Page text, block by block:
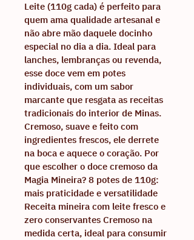
Leite (110g cada) é perfeito para
quem ama qualidade artesanal e
não abre mão daquele docinho
especial no dia a dia. Ideal para
lanches, lembranças ou revenda,
esse doce vem em potes
individuais, com um sabor
marcante que resgata as receitas
tradicionais do interior de Minas.
Cremoso, suave e feito com
ingredientes frescos, ele derrete
na boca e aquece o coração. Por
que escolher o doce cremoso da
Magia Mineira? 8 potes de 110g:
mais praticidade e versatilidade
Receita mineira com leite fresco e
zero conservantes Cremoso na
medida certa, ideal para consumir